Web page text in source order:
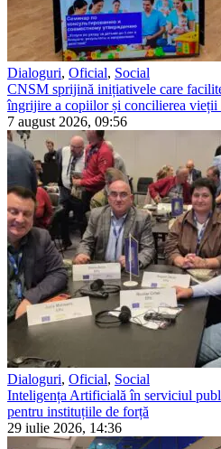
Dialoguri, Oficial, Social
CNSM sprijină inițiativele care
îngrijire a copiilor și concilierea vieții
7 august 2026, 09:56
Dialoguri, Oficial, Social
Inteligența Artificială în serviciul
pentru instituțiile de forță
29 iulie 2026, 14:36